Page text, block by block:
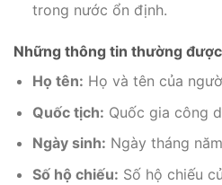
trong nước ổn định.
Những thông tin thường
Họ tên: Họ và tên của
Quốc tịch: Quốc gia công
Ngày sinh: Ngày tháng
Số hộ chiếu: Số hộ chiếu